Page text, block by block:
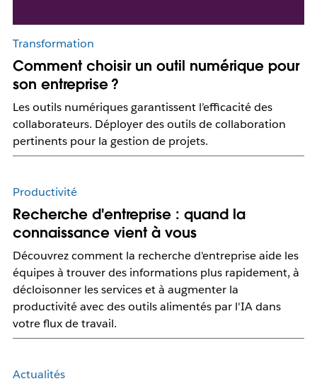
Transformation
Comment choisir un outil numérique pour
son entreprise ?
Les outils numériques garantissent l’efficacité des
collaborateurs. Déployer des outils de collaboration
pertinents pour la gestion de projets.
Productivité
Recherche d'entreprise : quand la
connaissance vient à vous
Découvrez comment la recherche d'entreprise aide les
équipes à trouver des informations plus rapidement, à
décloisonner les services et à augmenter la
productivité avec des outils alimentés par l'IA dans
votre flux de travail.
Actualités